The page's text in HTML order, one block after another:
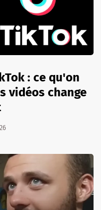
: ce qu'on
vidéos change